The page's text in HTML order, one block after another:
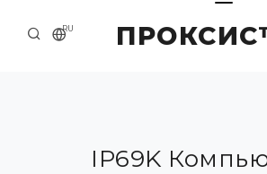
RU
О КОМПАНИИIP69K